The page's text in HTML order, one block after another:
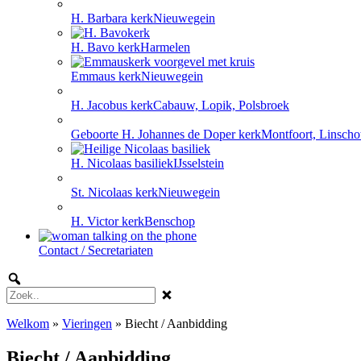
H. Barbara kerkNieuwegein
H. Bavo kerkHarmelen
Emmaus kerkNieuwegein
H. Jacobus kerkCabauw, Lopik, Polsbroek
Geboorte H. Johannes de Doper kerkMontfoort,
H. Nicolaas basiliekIJsselstein
St. Nicolaas kerkNieuwegein
H. Victor kerkBenschop
Contact / Secretariaten
Welkom » Vieringen » Biecht / Aanbidding